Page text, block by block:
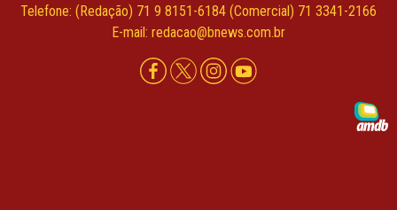
Telefone: (Redação) 71 9 8151-6184 (Comercial) 71 3341-2166
E-mail: redacao@bnews.com.br